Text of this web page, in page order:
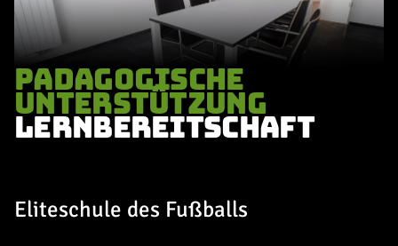
PÄDAGOGISCHE
UNTERSTÜTZUNG
LERNBEREITSCHAFT
Eliteschule des Fußballs